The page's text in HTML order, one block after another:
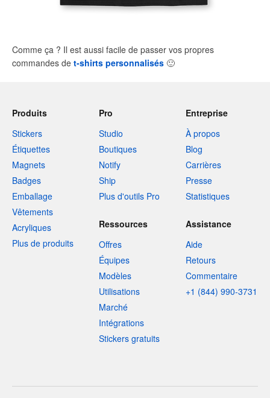
Comme ça ? Il est aussi facile de passer vos propres
commandes de t-shirts personnalisés 🙂
Produits
Stickers
Étiquettes
Magnets
Badges
Emballage
Vêtements
Acryliques
Plus de produits
Pro
Studio
Boutiques
Notify
Ship
Plus d'outils Pro
Entreprise
À propos
Blog
Carrières
Presse
Statistiques
Ressources
Offres
Équipes
Modèles
Utilisations
Marché
Intégrations
Stickers gratuits
Assistance
Aide
Retours
Commentaire
+1 (844) 990-3731